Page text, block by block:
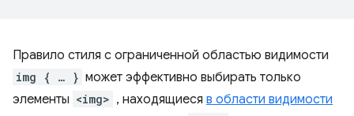
Правило стиля с ограниченной областью видимости
img { … } может эффективно выбирать только
элементы <img> , находящиеся в области видимости